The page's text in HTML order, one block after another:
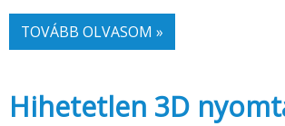
TOVÁBB OLVASOM »
Hihetetlen 3D